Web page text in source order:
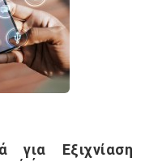
Εξιχνίαση